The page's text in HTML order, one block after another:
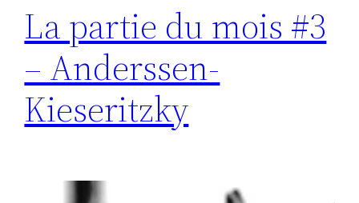
La partie du mois #3
– Anderssen-
Kieseritzky